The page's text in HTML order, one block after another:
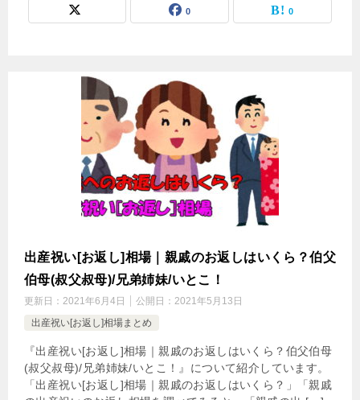
0 0
出産祝い[お返し]相場｜親戚のお返しはいくら？伯父
伯母(叔父叔母)/兄弟姉妹/いとこ！
更新日： 2021年6月4日 公開日： 2021年5月13日
出産祝い[お返し]相場まとめ
『出産祝い[お返し]相場｜親戚のお返しはいくら？伯父伯母
(叔父叔母)/兄弟姉妹/いとこ！』について紹介しています。
「出産祝い[お返し]相場｜親戚のお返しはいくら？」「親戚